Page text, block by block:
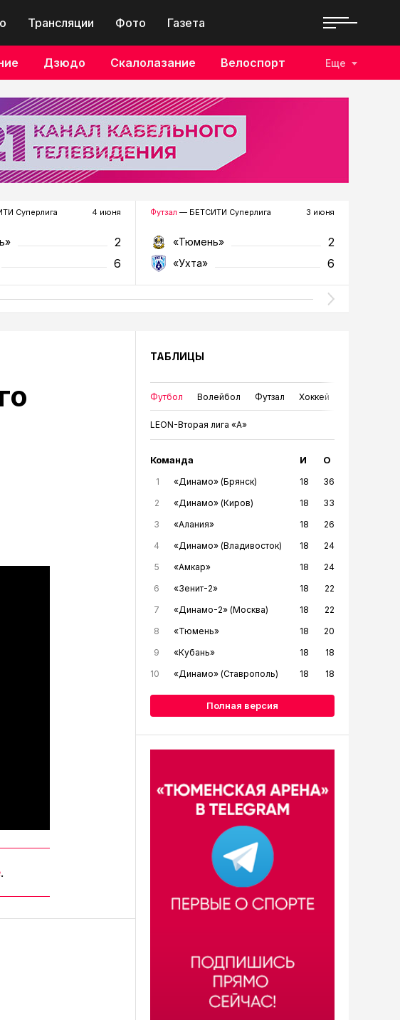
Трансляции Фото Газета
Дзюдо Скалолазание Велоспорт Еще
Суперлига 4 июня
2
6
Футзал — БЕТСИТИ Суперлига 3 июня
«Тюмень» 2
«Ухта» 6
.
ТАБЛИЦЫ
Футбол Волейбол Футзал Хоккей
LEON-Вторая лига «А»
Команда И О
1 «Динамо» (Брянск) 18
36
2
«Динамо» (Киров) 18
33
3
«Алания» 18
26
4
«Динамо» (Владивосток) 18
24
5
«Амкар» 18
24
6
«Зенит-2» 18
22
7
«Динамо-2» (Москва) 18
22
8
«Тюмень» 18
20
9
«Кубань» 18
18
10
«Динамо» (Ставрополь) 18 18
Полная версия